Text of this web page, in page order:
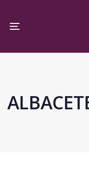
links
navigation
content
Toggle navigation